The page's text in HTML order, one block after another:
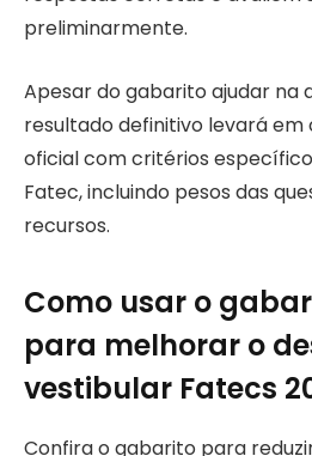
preliminarmente.
Apesar do gabarito ajudar na
resultado definitivo levará
oficial com critérios
Fatec, incluindo pesos das
recursos.
Como usar o
para melhorar o
vestibular Fatecs
Confira o gabarito para